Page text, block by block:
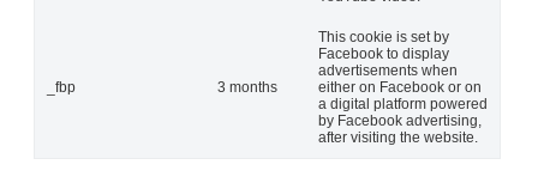
_fbp 3 months
This cookie is set by
Facebook to display
advertisements when
either on Facebook or on
a digital platform powered
by Facebook advertising,
after visiting the website.